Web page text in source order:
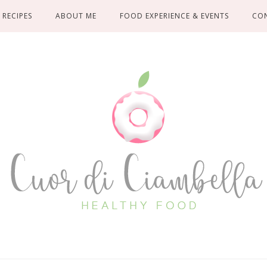
RECIPES ABOUT ME FOOD EXPERIENCE & EVENTS